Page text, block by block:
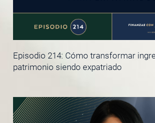
Episodio 214: Cómo transformar
patrimonio siendo expatriado